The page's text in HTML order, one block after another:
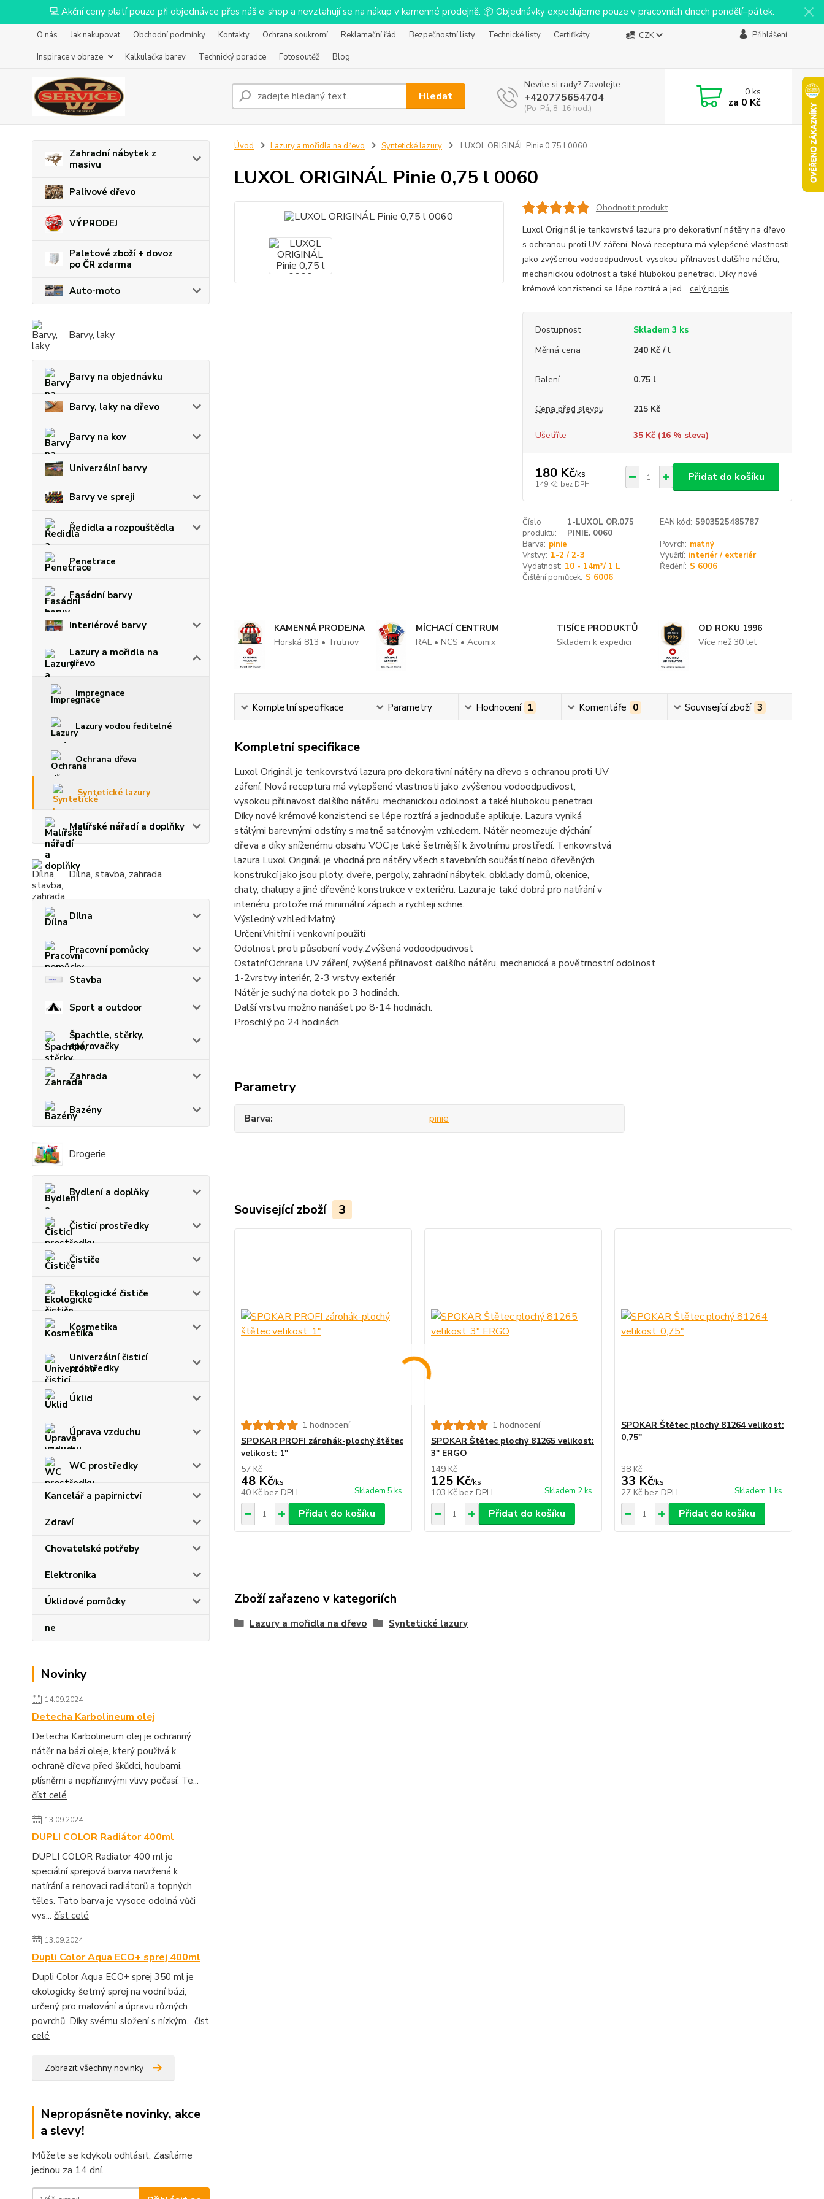
💻 Akční ceny platí pouze při objednávce přes náš e-shop a nevztahují se na nákup v kamenné prodejně. 📦 Objednávky expedujeme pouze v pracovních dnech pondělí–pátek.
O nás Jak nakupovat Obchodní podmínky Kontakty Ochrana soukromí Reklamační řád Bezpečnostní listy Technické listy
Certifikáty
Inspirace v obraze
Kalkulačka barev Technický poradce Fotosoutěž Blog
CZK Přihlášení
Hledat
Nevíte si rady? Zavolejte.
+420775654704
(Po-Pá, 8-16 hod.)
0ks
za 0 Kč
Zahradní nábytek z
masivu
Palivové dřevo
VÝPRODEJ
Paletové zboží + dovoz
po ČR zdarma
Auto-moto
Barvy, laky
Barvy na objednávku
Barvy, laky na dřevo
Barvy na kov
Univerzální barvy
Barvy ve spreji
Ředidla a rozpouštědla
Penetrace
Fasádní barvy
Interiérové barvy
Lazury a mořidla na
dřevo
Impregnace
Lazury vodou ředitelné
Ochrana dřeva
Syntetické lazury
Malířské nářadí a doplňky
Dílna, stavba, zahrada
Dílna
Pracovní pomůcky
Stavba
Sport a outdoor
Špachtle, stěrky,
spárovačky
Zahrada
Bazény
Drogerie
Bydlení a doplňky
Čisticí prostředky
Čističe
Ekologické čističe
Kosmetika
Univerzální čisticí
prostředky
Úklid
Úprava vzduchu
WC prostředky
Kancelář a papírnictví
Zdraví
Chovatelské potřeby
Elektronika
Úklidové pomůcky
ne
Novinky
14.09.2024
Detecha Karbolineum olej
Detecha Karbolineum olej je ochranný
nátěr na bázi oleje, který používá k
ochraně dřeva před škůdci, houbami,
plísněmi a nepříznivými vlivy počasí. Te...
číst celé
13.09.2024
DUPLI COLOR Radiátor 400ml
DUPLI COLOR Radiator 400 ml je
speciální sprejová barva navržená k
natírání a renovaci radiátorů a topných
těles. Tato barva je vysoce odolná vůči
vys... číst celé
13.09.2024
Dupli Color Aqua ECO+ sprej 400ml
Dupli Color Aqua ECO+ sprej 350 ml je
ekologicky šetrný sprej na vodní bázi,
určený pro malování a úpravu různých
povrchů. Díky svému složení s nízkým... číst
celé
Zobrazit všechny novinky
Nepropásněte novinky, akce
a slevy!
Můžete se kdykoli odhlásit. Zasíláme
jednou za 14 dní.
Úvod Lazury a mořidla na dřevo Syntetické lazury LUXOL ORIGINÁL Pinie 0,75 l 0060
LUXOL ORIGINÁL Pinie 0,75 l 0060
Ohodnotit produkt
Luxol Originál je tenkovrstvá lazura pro dekorativní nátěry na dřevo
s ochranou proti UV záření. Nová receptura má vylepšené vlastnosti
jako zvýšenou vodoodpudivost, vysokou přilnavost dalšího nátěru,
mechanickou odolnost a také hlubokou penetraci. Díky nové
krémové konzistenci se lépe roztírá a jed... celý popis
Dostupnost
Skladem 3 ks
Měrná cena
240 Kč / l
Balení 0.75 l
Cena před slevou 215 Kč
Ušetříte 35 Kč (16% sleva)
180 Kč/ks
149 Kč bez DPH
Přidat do košíku
Číslo
produktu:
1-LUXOL OR.075
PINIE. 0060
EAN kód: 5903525485787
Barva: pinie Povrch: matný
Vrstvy: 1-2 / 2-3 Využití: interiér / exteriér
Vydatnost: 10 - 14m²/ 1 L Ředění: S 6006
Čištění pomůcek: S 6006
KAMENNÁ PRODEJNA
Horská 813 • Trutnov
MÍCHACÍ CENTRUM
RAL • NCS • Acomix
TISÍCE PRODUKTŮ
Skladem k expedici
OD ROKU 1996
Více než 30 let
Kompletní specifikace Parametry Hodnocení 1 Komentáře 0 Související zboží 3
Kompletní specifikace
Luxol Originál je tenkovrstvá lazura pro dekorativní nátěry na dřevo s ochranou proti UV
záření. Nová receptura má vylepšené vlastnosti jako zvýšenou vodoodpudivost,
vysokou přilnavost dalšího nátěru, mechanickou odolnost a také hlubokou penetraci.
Díky nové krémové konzistenci se lépe roztírá a jednoduše aplikuje. Lazura vyniká
stálými barevnými odstíny s matně saténovým vzhledem. Nátěr neomezuje dýchání
dřeva a díky sníženému obsahu VOC je také šetrnější k životnímu prostředí. Tenkovrstvá
lazura Luxol Originál je vhodná pro nátěry všech stavebních součástí nebo dřevěných
konstrukcí jako jsou ploty, dveře, pergoly, zahradní nábytek, obklady domů, okenice,
chaty, chalupy a jiné dřevěné konstrukce v exteriéru. Lazura je také dobrá pro natírání v
interiéru, protože má minimální zápach a rychleji schne.
Výsledný vzhled:Matný
Určení:Vnitřní i venkovní použití
Odolnost proti působení vody:Zvýšená vodoodpudivost
Ostatní:Ochrana UV záření, zvýšená přilnavost dalšího nátěru, mechanická a povětrnostní odolnost
1-2vrstvy interiér, 2-3 vrstvy exteriér
Nátěr je suchý na dotek po 3 hodinách.
Další vrstvu možno nanášet po 8-14 hodinách.
Proschlý po 24 hodinách.
Parametry
Barva pinie
Související zboží 3
1 hodnocení
SPOKAR PROFI zárohák-plochý štětec
velikost: 1"
57 Kč
48 Kč/ks
40 Kč bez DPH Skladem 5 ks
Přidat do košíku
1 hodnocení
SPOKAR Štětec plochý 81265 velikost:
3" ERGO
149 Kč
125 Kč/ks
103 Kč bez DPH Skladem 2 ks
Přidat do košíku
SPOKAR Štětec plochý 81264 velikost:
0,75"
38 Kč
33 Kč/ks
27 Kč bez DPH Skladem 1 ks
Přidat do košíku
Zboží zařazeno v kategoriích
Lazury a mořidla na dřevo Syntetické lazury